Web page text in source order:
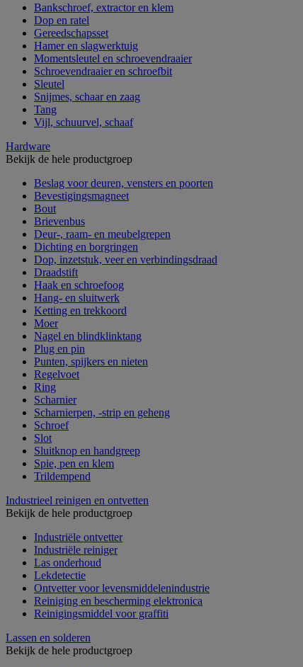
Bankschroef, extractor en klem
Dop en ratel
Gereedschapsset
Hamer en slagwerktuig
Momentsleutel en schroevendraaier
Schroevendraaier en schroefbit
Sleutel
Snijmes, schaar en zaag
Tang
Vijl, schuurvel, schaaf
Hardware
Bekijk de hele productgroep
Beslag voor deuren, vensters en poorten
Bevestigingsmagneet
Bout
Brievenbus
Deur-, raam- en meubelgrepen
Dichting en borgringen
Dop, inzetstuk, veer en verbindingsdraad
Draadstift
Haak en schroefoog
Hang- en sluitwerk
Ketting en trekkoord
Moer
Nagel en blindklinktang
Plug en pin
Punten, spijkers en nieten
Regelvoet
Ring
Scharnier
Scharnierpen, -strip en geheng
Schroef
Slot
Sluitknop en handgreep
Spie, pen en klem
Trildempend
Industrieel reinigen en ontvetten
Bekijk de hele productgroep
Industriële ontvetter
Industriële reiniger
Las onderhoud
Lekdetectie
Ontvetter voor levensmiddelenindustrie
Reiniging en bescherming elektronica
Reinigingsmiddel voor graffiti
Lassen en solderen
Bekijk de hele productgroep